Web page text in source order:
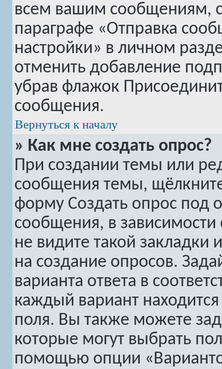
всем вашим сообщениям,
параграфе «Отправка
настройки» в личном
отменить добавление
убрав флажок
сообщения.
Вернуться к началу
» Как мне создать опрос?
При создании темы или
сообщения темы,
форму Создать опрос под
сообщения, в зависимости
не видите такой
на создание опросов.
варианта ответа в
каждый вариант находится
поля. Вы также можете
которые могут выбрать
помощью опции